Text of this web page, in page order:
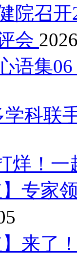
院召
会
语集
学科联
烊！
】专家
】来了